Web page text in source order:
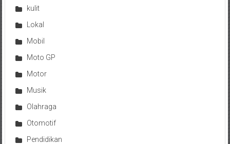
kulit
Lokal
Mobil
Moto GP
Motor
Musik
Olahraga
Otomotif
Pendidikan